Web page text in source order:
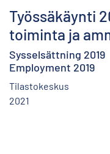
Työssäkäynti
toiminta ja
Sysselsättning 2019
Employment 2019
Tilastokeskus
2021